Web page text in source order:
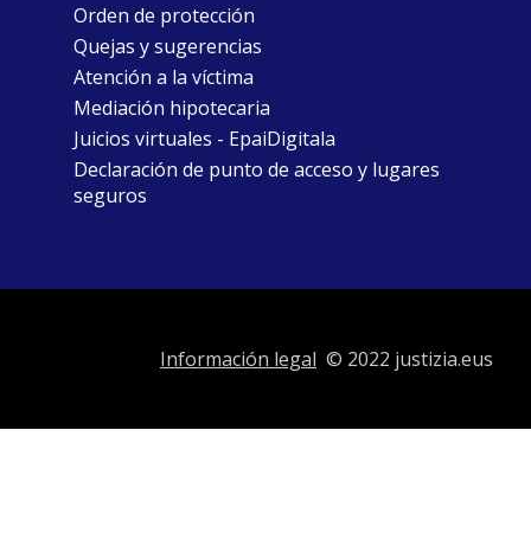
Orden de protección
Quejas y sugerencias
Atención a la víctima
Mediación hipotecaria
Juicios virtuales - EpaiDigitala
Declaración de punto de acceso y lugares
seguros
Información legal © 2022 justizia.eus